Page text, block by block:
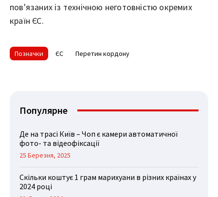
пов'язаних із технічною неготовністю окремих
країн ЄС.
Позначки ЄС Перетин кордону
Популярне
Де на трасі Київ – Чоп є камери автоматичної
фото- та відеофіксації
25 Березня, 2025
Скільки коштує 1 грам марихуани в різних країнах у
2024 році